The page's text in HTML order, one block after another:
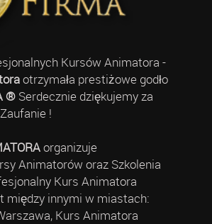
Kursów Animatora -
otrzymała prestiżowe godło
®Serdecznie dziękujemy za
!
organizuje
Animatorów oraz Szkolenia
Kurs Animatora
między innymi w miastach:
Kurs Animatora